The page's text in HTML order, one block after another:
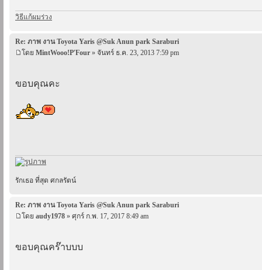
วิธีแก้ผมร่วง
Re: ภาพ งาน Toyota Yaris @Suk Anun park Saraburi
โดย MintWooo!P'Four » จันทร์ ธ.ค. 23, 2013 7:59 pm
ขอบคุณคะ
รักเธอ ที่สุด ศกลรัตน์
Re: ภาพ งาน Toyota Yaris @Suk Anun park Saraburi
โดย audy1978 » ศุกร์ ก.พ. 17, 2017 8:49 am
ขอบคุณคร๊าบบบ